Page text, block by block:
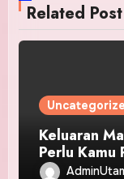
Related Post
Keluaran
Perlu Kamu